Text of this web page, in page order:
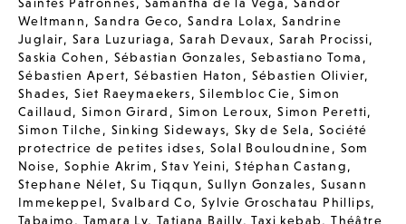
Weltmann,Sandra Geco,Sandra Lolax, Sandrine
Juglair, Sara Luzuriaga,Sarah Devaux, Sarah Procissi,
Saskia Cohen , Sébastian Gonzales, Sebastiano Toma ,
Sébastien Apert, Sébastien Haton , Sébastien Olivier,
Shades,Siet Raeymaekers,Silembloc Cie,Simon
Caillaud,Simon Girard , Simon Leroux,Simon Peretti,
Simon Tilche, Sinking Sideways, Sky de Sela,Société
protectrice de petites idses,Solal Bouloudnine, Som
Noise, Sophie Akrim ,Stav Yeini,Stéphan Castang,
Stephane Nélet,Su Tiqqun, Sullyn Gonzales, Susann
Immekeppel, Svalbard Co,Sylvie Groschatau Phillips,
Tabaimo, Tamara Ly,Tatiana Bailly,Taxi kebab,Théâtre